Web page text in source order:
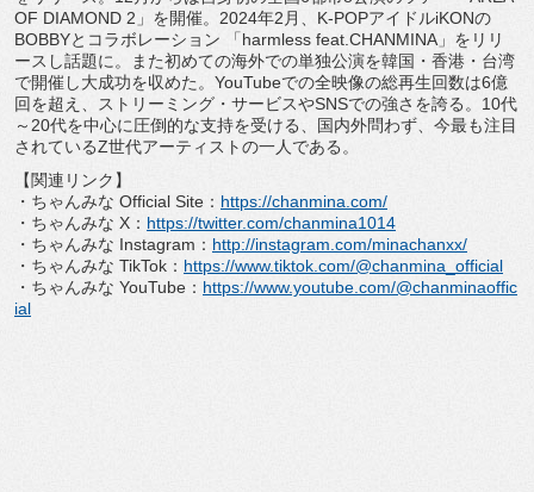
OF DIAMOND 2」を開催。2024年2月、K-POPアイドルiKONの
BOBBYとコラボレーション 「harmless feat.CHANMINA」をリリ
ースし話題に。
また初めての海外での単独公演を韓国・香港・ 台湾
で開催し大成功を収めた。 YouTubeでの全映像の総再生回数は6億
回を超え、
ストリーミング・サービスやSNSでの強さを誇る。10代
～ 20代を中心に圧倒的な支持を受ける、国内外問わず、 今最も注目
されているZ世代アーティストの一人である。
【関連リンク】
・ちゃんみな Official Site： https://chanmina.com/
・ちゃんみな X： https://twitter.com/chanmina1014
・ちゃんみな Instagram： http://instagram. com/minachanxx/
・ちゃんみな TikTok： https://www.tiktok.com/@chanmina_official
・ちゃんみな YouTube： https://www.youtube. com/@chanminaoffic
ial